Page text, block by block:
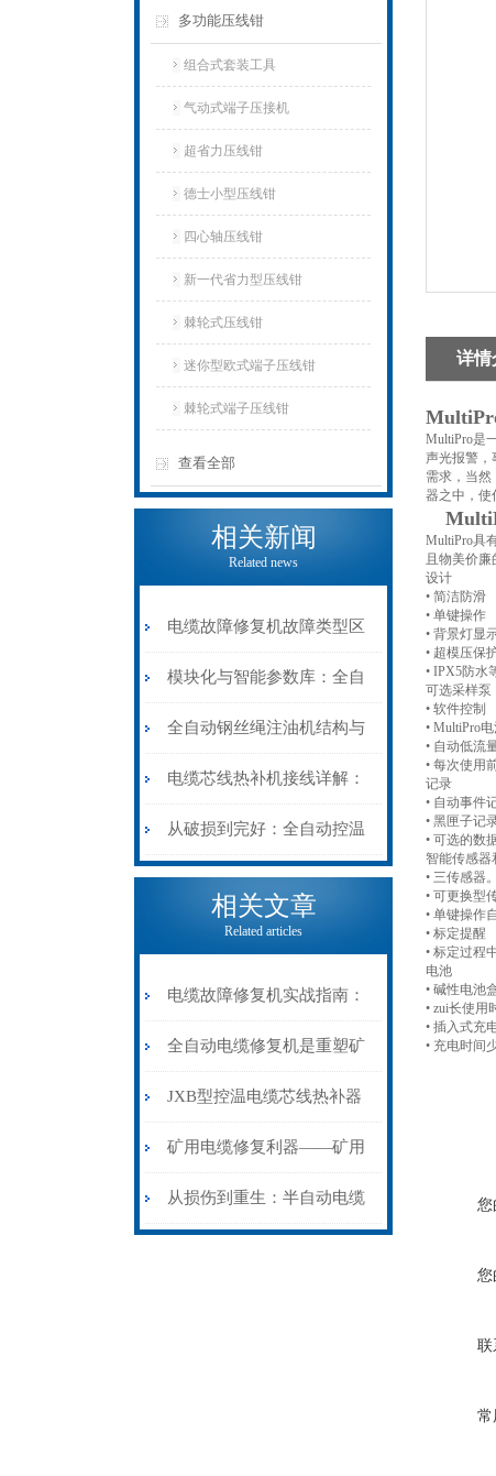
多功能压线钳
组合式套装工具
气动式端子压接机
超省力压线钳
德士小型压线钳
四心轴压线钳
新一代省力型压线钳
棘轮式压线钳
迷你型欧式端子压线钳
棘轮式端子压线钳
查看全部
相关新闻
Related news
电缆故障修复机故障类型区
分指南：从“绝缘电
阻”到“波形特征”的精准诊
断逻辑
模块化与智能参数库：全自
动电缆修复机的快速换型逻
辑
全自动钢丝绳注油机结构与
工作原理：揭秘高效润滑的
机械密码
电缆芯线热补机接线详解：
从入门到精通
从破损到完好：全自动控温
电缆热补机的核心价值
相关文章
Related articles
电缆故障修复机实战指南：
从“盲测”到“精确定点”的三
步作业法
全自动电缆修复机是重塑矿
山电力动脉的“智能外科医
生”
JXB型控温电缆芯线热补器
安装与接线：精准修复的工
艺基石
矿用电缆修复利器——矿用
电缆热补机智能控温，安全
从损伤到重生：半自动电缆
详情
MultiPro是
声光报警，
需求，当然
器之中，使
MultiPro具
且物美价廉
设计
• 简洁防滑
• 单键操作
• 背景灯显
• 超模压保
• IPX5防水
可选采样泵
• 软件控制
• MultiPro电
• 自动低流
• 每次使用
记录
• 自动事件
• 黑匣子记
• 可选的数
智能传感器
• 三传感器
• 可更换型
• 单键操作
• 标定提醒
• 标定过程
电池
• 碱性电池
• zui长使用
• 插入式充
• 充电时间
您
您
联
常